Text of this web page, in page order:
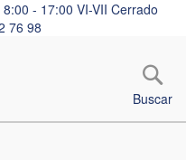
8:00 - 17:00 VI-VII Cerrado
76 98
Buscar